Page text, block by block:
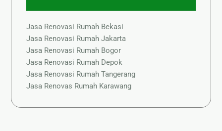
Jasa Renovasi Rumah Bekasi
Jasa Renovasi Rumah Jakarta
Jasa Renovasi Rumah Bogor
Jasa Renovasi Rumah Depok
Jasa Renovasi Rumah Tangerang
Jasa Renovas Rumah Karawang